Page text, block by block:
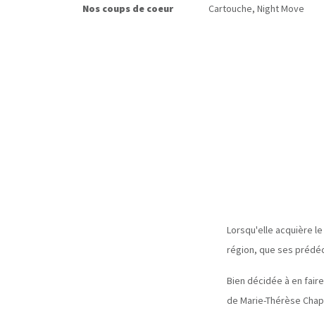
Nos coups de coeur
Cartouche, Night Move
Lorsqu'elle acquière
région, que ses
Bien décidée à en
de Marie-Thérèse